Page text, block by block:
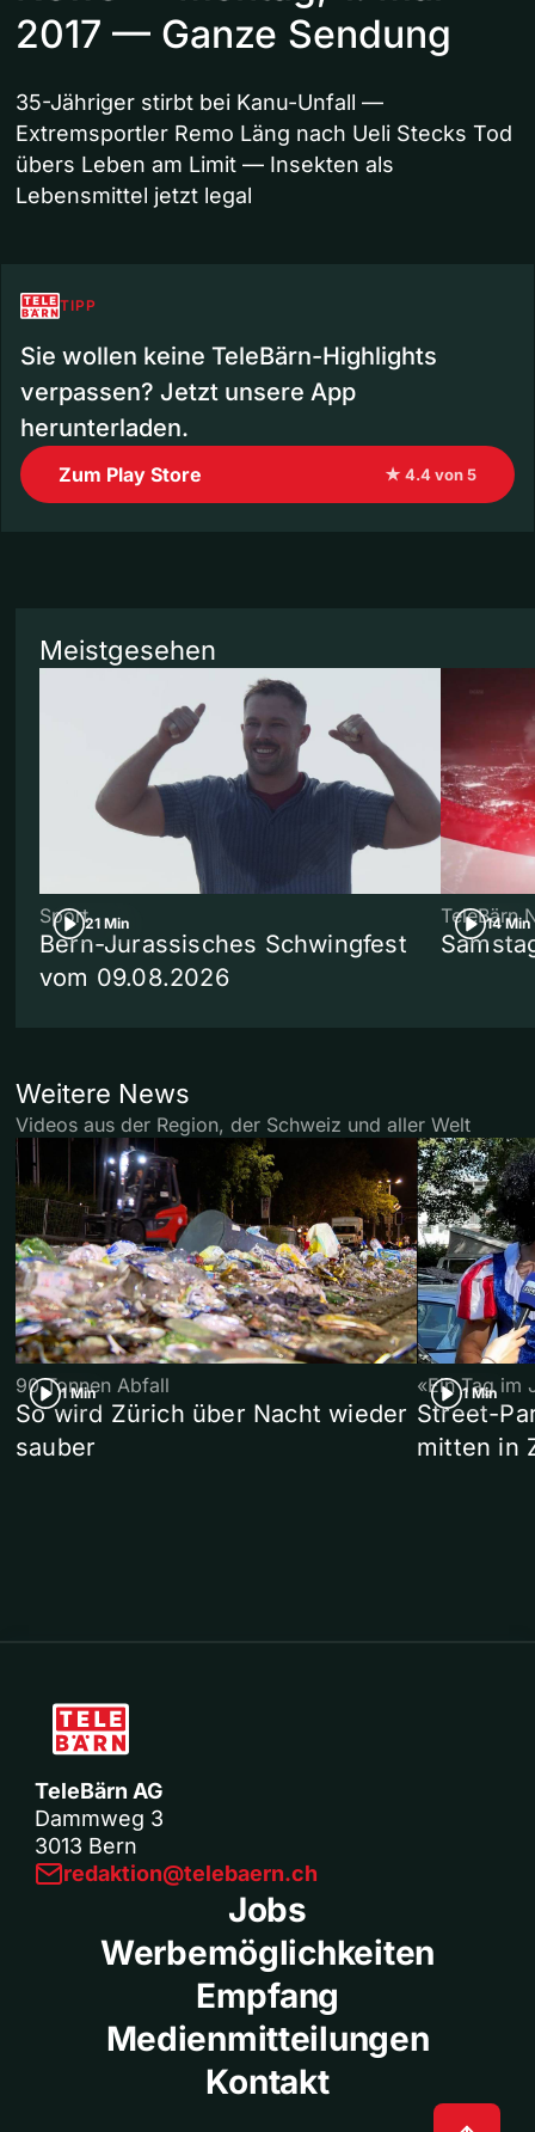
2017 — Ganze Sendung
35-Jähriger stirbt bei Kanu-Unfall —
Extremsportler Remo Läng nach Ueli Stecks Tod
übers Leben am Limit — Insekten als
Lebensmittel jetzt legal
TIPP
Sie wollen keine TeleBärn-Highlights
verpassen? Jetzt unsere App
herunterladen.
Zum Play Store ★ 4.4 von 5
Meistgesehen
21 Min
Sport
Bern-Jurassisches Schwingfest
vom 09.08.2026
14 Min
TeleBärn
Weitere News
Videos aus der Region, der Schweiz und aller Welt
1 Min
90 Tonnen Abfall
So wird Zürich über Nacht wieder
sauber
1 Min
«Ein Tag im
Street-
mitten in
TeleBärn AG
Dammweg 3
3013 Bern
redaktion@telebaern.ch
Jobs
Werbemöglichkeiten
Empfang
Medienmitteilungen
Kontakt